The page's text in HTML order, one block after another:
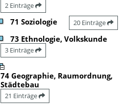
2 Einträge
71 Soziologie 20 Einträge
73 Ethnologie, Volkskunde
3 Einträge
74 Geographie, Raumordnung,
Städtebau
21 Einträge